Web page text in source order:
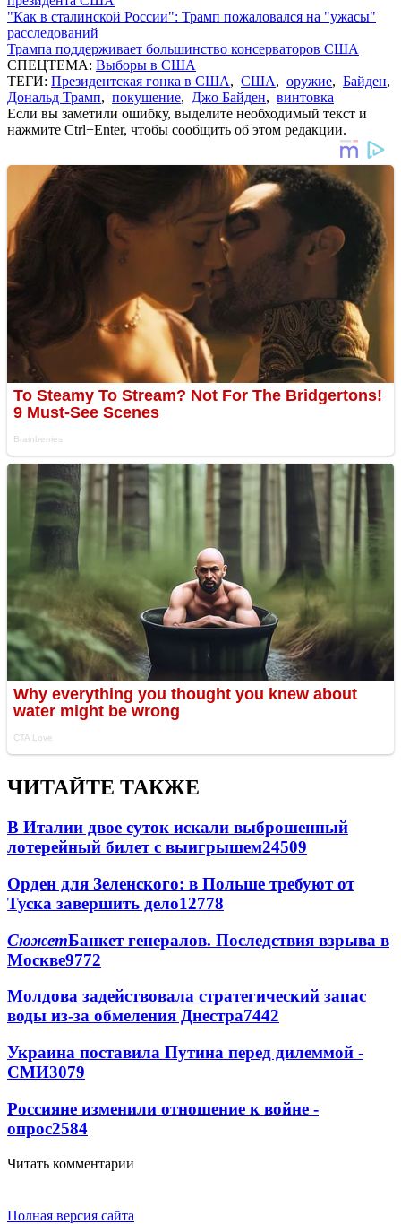
"Как в сталинской России": Трамп пожаловался на "ужасы"
расследований
Трампа поддерживает большинство консерваторов США
СПЕЦТЕМА: Выборы в США
ТЕГИ: Президентская гонка в США, США, оружие, Байден,
Дональд Трамп, покушение, Джо Байден, винтовка
Если вы заметили ошибку, выделите необходимый текст и
нажмите Ctrl+Enter, чтобы сообщить об этом редакции.
ЧИТАЙТЕ ТАКЖЕ
В Италии двое суток искали выброшенный
лотерейный билет с выигрышем24509
Орден для Зеленского: в Польше требуют от
Туска завершить дело12778
СюжетБанкет генералов. Последствия взрыва в
Москве9772
Молдова задействовала стратегический запас
воды из-за обмеления Днестра7442
Украина поставила Путина перед дилеммой -
СМИ3079
Россияне изменили отношение к войне -
опрос2584
Читать комментарии
Полная версия сайта